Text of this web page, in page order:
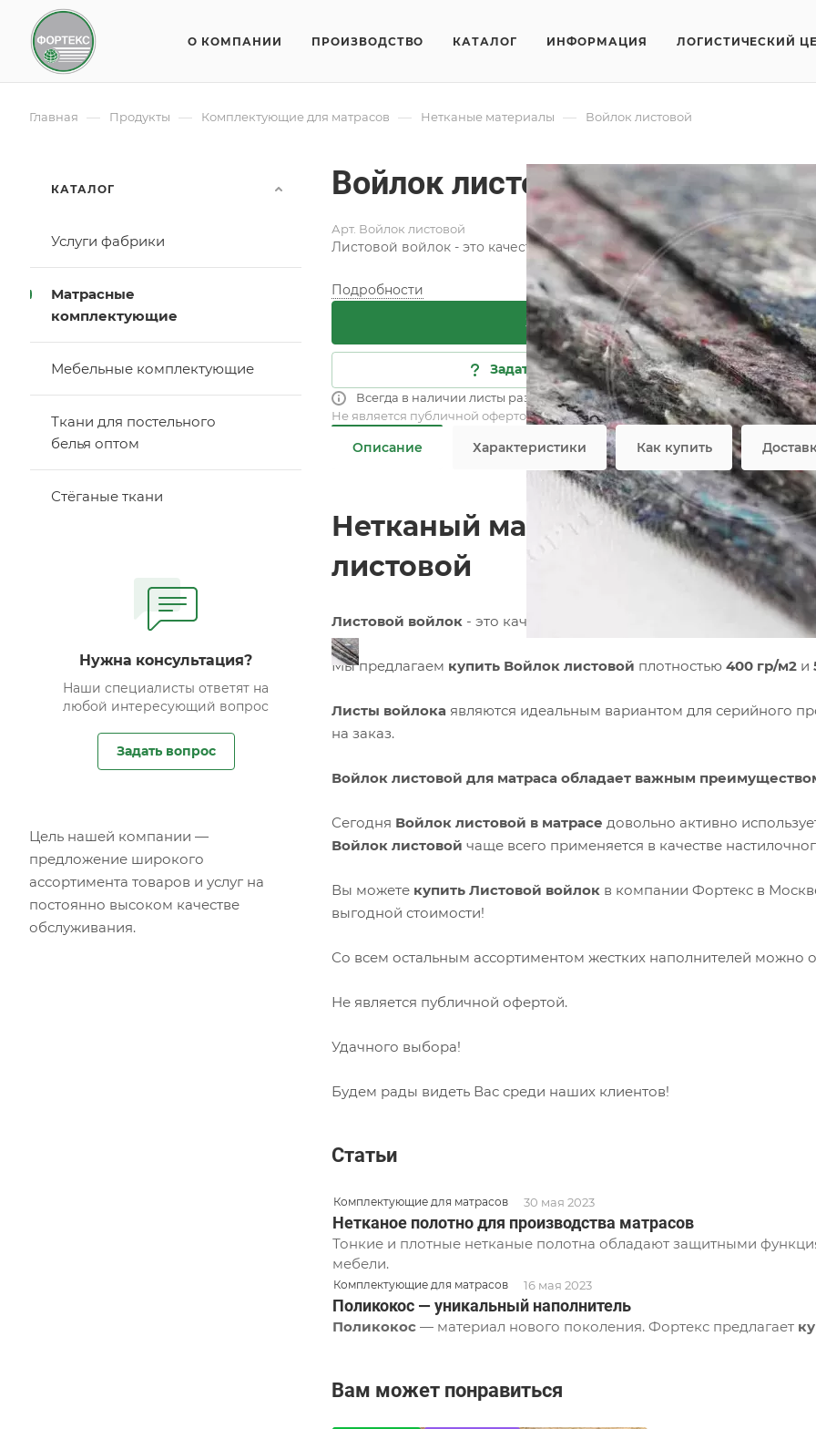
О КОМПАНИИ ПРОИЗВОДСТВО КАТАЛОГ ИНФОРМАЦИЯ ЛОГИСТИЧЕСКИЙ
Главная — Продукты — Комплектующие для матрасов — Нетканые материалы — Войлок листовой
Войлок листовой
Арт. Войлок листовой
Листовой войлок - это качественный нетканый материал, который
Подробности
Заказать
Задать вопрос
Всегда в наличии листы размером 140/160/180 см х 200 см
Не является публичной офертой
Описание Характеристики Как купить
Нетканый материал для
листовой
Листовой войлок - это качественный нетканый материал,
Мы предлагаем купить Войлок листовой плотностью 400 гр/м2 и
Листы войлока являются идеальным вариантом для серийного
на заказ.
Войлок листовой для матраса обладает важным
Сегодня Войлок листовой в матрасе довольно активно
Войлок листовой чаще всего применяется в качестве
Вы можете купить Листовой войлок в компании Фортекс в
выгодной стоимости!
Со всем остальным ассортиментом жестких наполнителей можно
Не является публичной офертой.
Удачного выбора!
Будем рады видеть Вас среди наших клиентов!
Статьи
Комплектующие для матрасов 30 мая 2023
Нетканое полотно для производства матрасов
Тонкие и плотные нетканые полотна обладают защитными
мебели.
Комплектующие для матрасов 16 мая 2023
Поликокос — уникальный наполнитель
Поликокос — материал нового поколения. Фортекс предлагает
Вам может понравиться
КАТАЛОГ
Услуги фабрики
Матрасные
комплектующие
Мебельные комплектующие
Ткани для постельного
белья оптом
Стёганые ткани
Нужна консультация?
Наши специалисты ответят на
любой интересующий вопрос
Задать вопрос
Цель нашей компании —
предложение широкого
ассортимента товаров и услуг на
постоянно высоком качестве
обслуживания.